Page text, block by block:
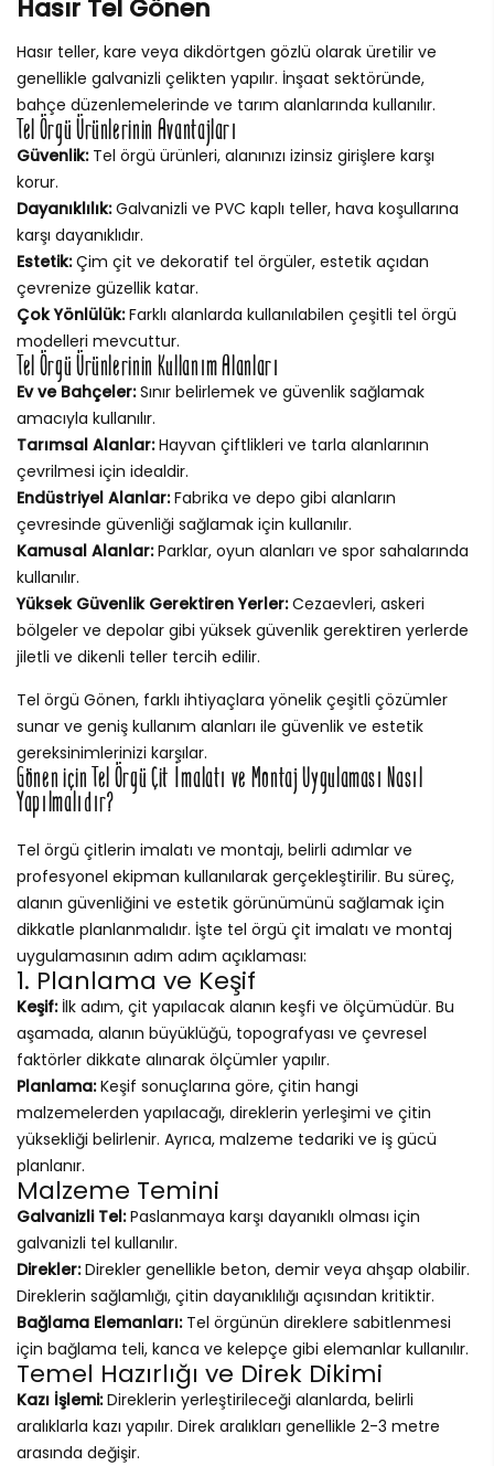
Hasır Tel Gönen
Hasır teller, kare veya dikdörtgen gözlü olarak üretilir ve
genellikle galvanizli çelikten yapılır. İnşaat sektöründe,
bahçe düzenlemelerinde ve tarım alanlarında kullanılır.
Tel Örgü Ürünlerinin Avantajları
Güvenlik:Tel örgü ürünleri, alanınızı izinsiz girişlere karşı
korur.
Dayanıklılık:Galvanizli ve PVC kaplı teller, hava koşullarına
karşı dayanıklıdır.
Estetik:Çim çit ve dekoratif tel örgüler, estetik açıdan
çevrenize güzellik katar.
Çok Yönlülük:Farklı alanlarda kullanılabilen çeşitli tel örgü
modelleri mevcuttur.
Tel Örgü Ürünlerinin Kullanım Alanları
Ev ve Bahçeler:Sınır belirlemek ve güvenlik sağlamak
amacıyla kullanılır.
Tarımsal Alanlar:Hayvan çiftlikleri ve tarla alanlarının
çevrilmesi için idealdir.
Endüstriyel Alanlar:Fabrika ve depo gibi alanların
çevresinde güvenliği sağlamak için kullanılır.
Kamusal Alanlar:Parklar, oyun alanları ve spor sahalarında
kullanılır.
Yüksek Güvenlik Gerektiren Yerler:Cezaevleri, askeri
bölgeler ve depolar gibi yüksek güvenlik gerektiren yerlerde
jiletli ve dikenli teller tercih edilir.
Tel örgü Gönen, farklı ihtiyaçlara yönelik çeşitli çözümler
sunar ve geniş kullanım alanları ile güvenlik ve estetik
gereksinimlerinizi karşılar.
Gönen için Tel Örgü Çit İmalatı ve Montaj Uygulaması Nasıl
Yapılmalıdır?
Tel örgü çitlerin imalatı ve montajı, belirli adımlar ve
profesyonel ekipman kullanılarak gerçekleştirilir. Bu süreç,
alanın güvenliğini ve estetik görünümünü sağlamak için
dikkatle planlanmalıdır. İşte tel örgü çit imalatı ve montaj
uygulamasının adım adım açıklaması:
1. Planlama ve Keşif
Keşif:İlk adım, çit yapılacak alanın keşfi ve ölçümüdür. Bu
aşamada, alanın büyüklüğü, topografyası ve çevresel
faktörler dikkate alınarak ölçümler yapılır.
Planlama:Keşif sonuçlarına göre, çitin hangi
malzemelerden yapılacağı, direklerin yerleşimi ve çitin
yüksekliği belirlenir. Ayrıca, malzeme tedariki ve iş gücü
planlanır.
Malzeme Temini
Galvanizli Tel:Paslanmaya karşı dayanıklı olması için
galvanizli tel kullanılır.
Direkler:Direkler genellikle beton, demir veya ahşap olabilir.
Direklerin sağlamlığı, çitin dayanıklılığı açısından kritiktir.
Bağlama Elemanları:Tel örgünün direklere sabitlenmesi
için bağlama teli, kanca ve kelepçe gibi elemanlar kullanılır.
Temel Hazırlığı ve Direk Dikimi
Kazı İşlemi:Direklerin yerleştirileceği alanlarda, belirli
aralıklarla kazı yapılır. Direk aralıkları genellikle 2-3 metre
arasında değişir.